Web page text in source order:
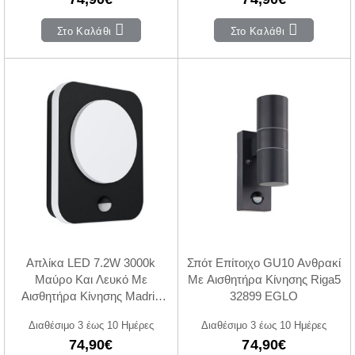
Στο Καλάθι Στο Καλάθι
Απλίκα LED 7.2W 3000k
Μαύρο Και Λευκό Με
Αισθητήρα Κίνησης Madriz
Διαθέσιμο 3 έως 10 Ημέρες
74,90€
Σπότ Επίτοιχο GU10 Ανθρακί
Με Αισθητήρα Κίνησης Riga5
32899 EGLO
Διαθέσιμο 3 έως 10 Ημέρες
74,90€